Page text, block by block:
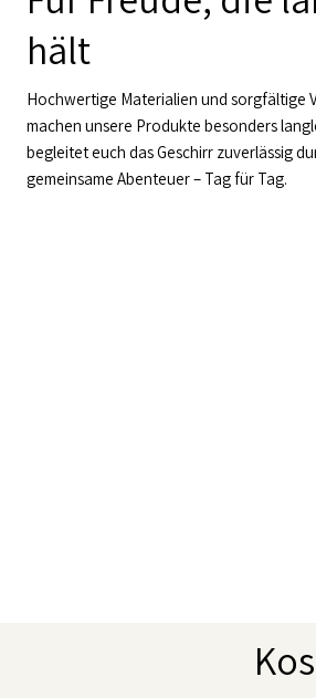
hält
Hochwertige Materialien und sorgfältige
machen unsere Produkte besonders
begleitet euch das Geschirr zuverlässig
gemeinsame Abenteuer – Tag für Tag.